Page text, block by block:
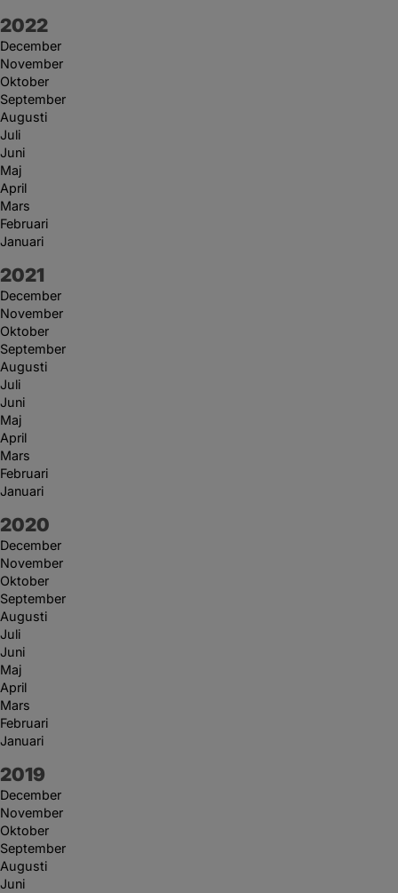
År:
2022
December
November
Oktober
September
Augusti
Juli
Juni
Maj
April
Mars
Februari
Januari
År:
2021
December
November
Oktober
September
Augusti
Juli
Juni
Maj
April
Mars
Februari
Januari
År:
2020
December
November
Oktober
September
Augusti
Juli
Juni
Maj
April
Mars
Februari
Januari
År:
2019
December
November
Oktober
September
Augusti
Juni